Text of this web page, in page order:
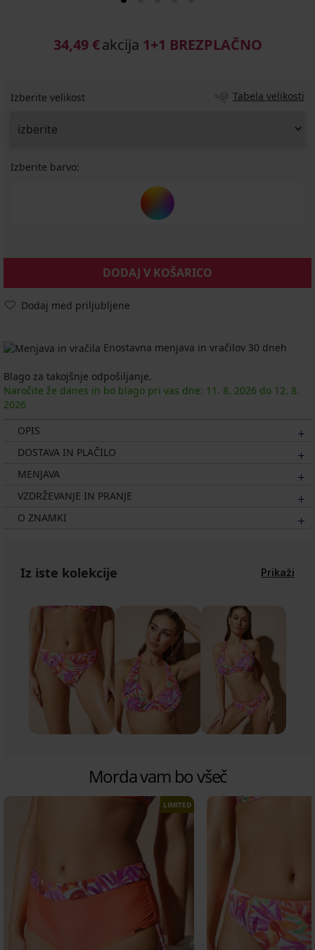
34,49 €akcija 1+1 BREZPLAČNO
Izberite velikost Tabela velikosti
Izberite barvo:
DODAJ V KOŠARICO
Dodaj med priljubljene
Enostavna menjava in vračilov 30 dneh
Blago za takojšnje odpošiljanje.
Naročite že danes in bo blago pri vas dne: 11. 8. 2026 do 12. 8.
2026
OPIS
DOSTAVA IN PLAČILO
MENJAVA
VZDRŽEVANJE IN PRANJE
O ZNAMKI
Iz iste kolekcije Prikaži
Morda vam bo všeč
LIMITED